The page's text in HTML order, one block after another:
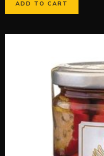
ADD TO CART